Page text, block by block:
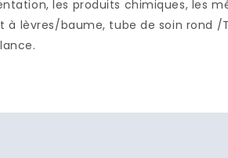
les produits chimiques, les
à lèvres/baume, tube de soin rond